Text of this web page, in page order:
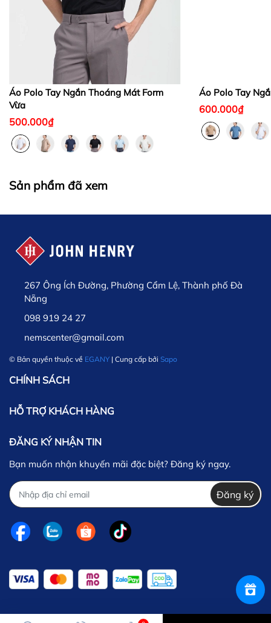
Áo Polo Tay Ngắn Thoáng Mát Form
Vừa
500.000₫
Áo Polo Tay
600.000₫
Sản phẩm đã xem
267 Ông Ích Đường, Phường Cẩm Lệ, Thành phố Đà
Nẵng
098 919 24 27
nemscenter@gmail.com
© Bản quyền thuộc về EGANY | Cung cấp bởi Sapo
CHÍNH SÁCH
HỖ TRỢ KHÁCH HÀNG
ĐĂNG KÝ NHẬN TIN
Bạn muốn nhận khuyến mãi đặc biệt? Đăng ký ngay.
Đăng ký